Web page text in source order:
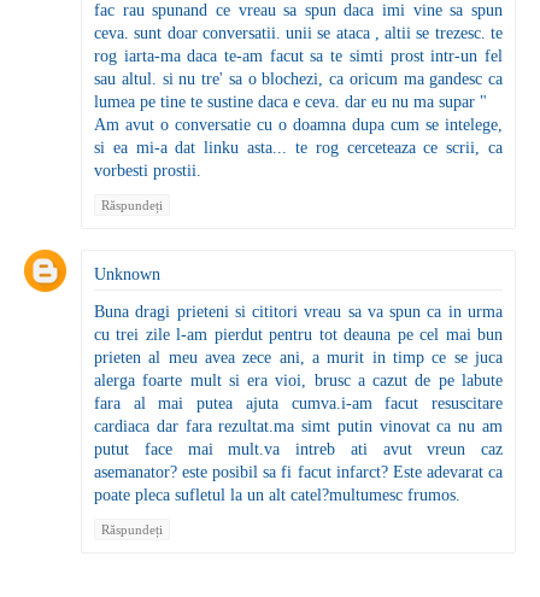
fac rau spunand ce vreau sa spun daca imi vine sa spun
ceva. sunt doar conversatii. unii se ataca , altii se trezesc. te
rog iarta-ma daca te-am facut sa te simti prost intr-un fel
sau altul. si nu tre' sa o blochezi, ca oricum ma gandesc ca
lumea pe tine te sustine daca e ceva. dar eu nu ma supar "
Am avut o conversatie cu o doamna dupa cum se intelege,
si ea mi-a dat linku asta... te rog cerceteaza ce scrii, ca
vorbesti prostii.
Răspundeți
Unknown
Buna dragi prieteni si cititori vreau sa va spun ca in urma
cu trei zile l-am pierdut pentru tot deauna pe cel mai bun
prieten al meu avea zece ani, a murit in timp ce se juca
alerga foarte mult si era vioi, brusc a cazut de pe labute
fara al mai putea ajuta cumva.i-am facut resuscitare
cardiaca dar fara rezultat.ma simt putin vinovat ca nu am
putut face mai mult.va intreb ati avut vreun caz
asemanator? este posibil sa fi facut infarct? Este adevarat ca
poate pleca sufletul la un alt catel?multumesc frumos.
Răspundeți